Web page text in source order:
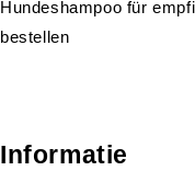
Informatie